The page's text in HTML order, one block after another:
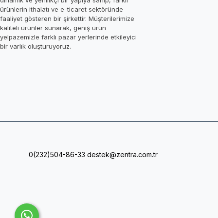
ürünlerin ithalatı ve e-ticaret sektöründe
faaliyet gösteren bir şirkettir. Müşterilerimize
kaliteli ürünler sunarak, geniş ürün
yelpazemizle farklı pazar yerlerinde etkileyici
bir varlık oluşturuyoruz.
0(232)504-86-33 destek@zentra.com.tr